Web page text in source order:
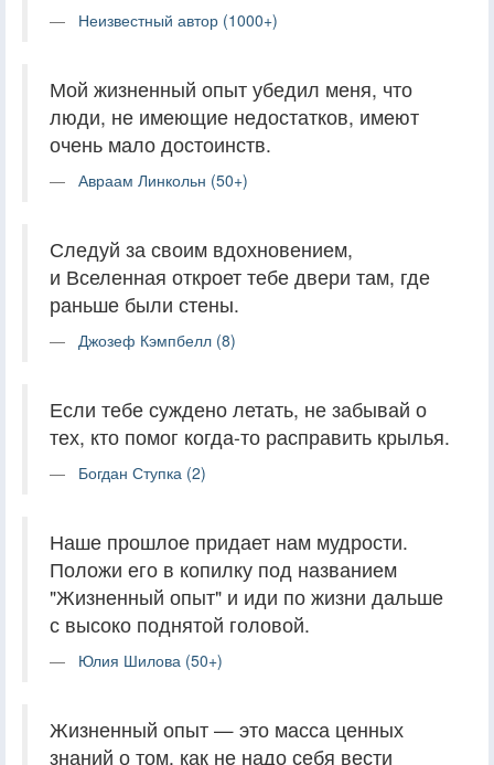
Неизвестный автор (1000+)
Мой жизненный опыт убедил меня, что
люди, не имеющие недостатков, имеют
очень мало достоинств.
Авраам Линкольн (50+)
Следуй за своим вдохновением,
и Вселенная откроет тебе двери там, где
раньше были стены.
Джозеф Кэмпбелл (8)
Если тебе суждено летать, не забывай о
тех, кто помог когда-то расправить крылья.
Богдан Ступка (2)
Наше прошлое придает нам мудрости.
Положи его в копилку под названием
"Жизненный опыт" и иди по жизни дальше
с высоко поднятой головой.
Юлия Шилова (50+)
Жизненный опыт — это масса ценных
знаний о том, как не надо себя вести